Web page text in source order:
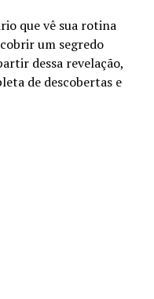
que vê sua rotina
um segredo
dessa revelação,
de descobertas e